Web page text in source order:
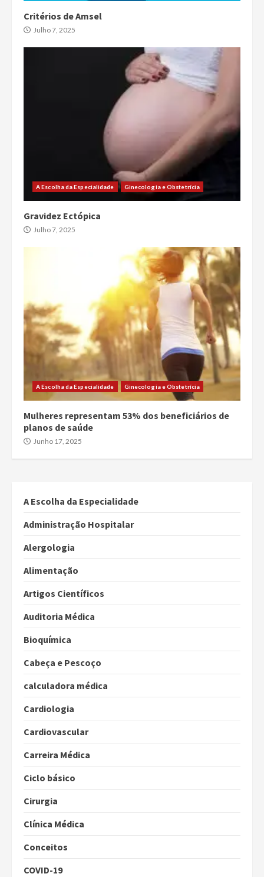
Critérios de Amsel
Julho 7, 2025
A Escolha da Especialidade Ginecologia e Obstetrícia
Gravidez Ectópica
Julho 7, 2025
A Escolha da Especialidade Ginecologia e Obstetrícia
Mulheres representam 53% dos beneficiários de
planos de saúde
Junho 17, 2025
A Escolha da Especialidade
Administração Hospitalar
Alergologia
Alimentação
Artigos Científicos
Auditoria Médica
Bioquímica
Cabeça e Pescoço
calculadora médica
Cardiologia
Cardiovascular
Carreira Médica
Ciclo básico
Cirurgia
Clínica Médica
Conceitos
COVID-19